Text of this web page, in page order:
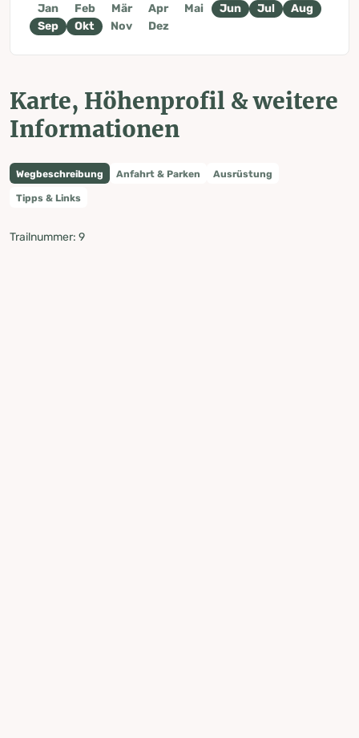
Jan
Feb Mär Apr Mai Jun Jul
Aug
Sep
Okt Nov Dez
Karte, Höhenprofil & weitere
Informationen
Wegbeschreibung Anfahrt & Parken Ausrüstung
Tipps & Links
Trailnummer: 9